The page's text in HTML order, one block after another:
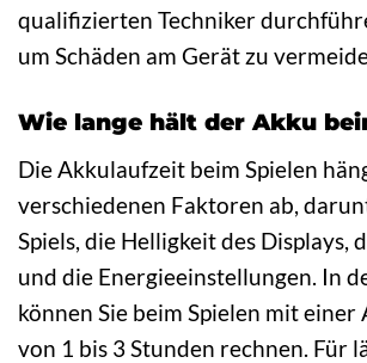
qualifizierten Techniker
um Schäden am Gerät zu
Wie lange hält der Akku
Die Akkulaufzeit beim Spielen
verschiedenen Faktoren ab,
Spiels, die Helligkeit des Displays,
und die Energieeinstellungen. In
können Sie beim Spielen mit
von 1 bis 3 Stunden rechnen. Für